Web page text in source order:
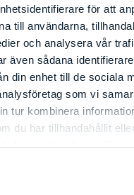
för att
till användarna,
och analysera vår
även sådana
din enhet till de sociala
som vi
tur kombinera
du har tillhandahållit
har använt deras
bredd